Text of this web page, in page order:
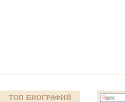
Топ Биографий